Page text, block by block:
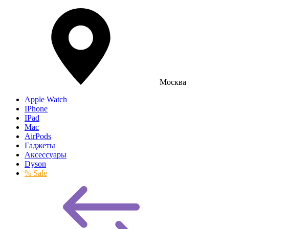
Москва
Apple Watch
IPhone
IPad
Mac
AirPods
Гаджеты
Аксессуары
Dyson
% Sale